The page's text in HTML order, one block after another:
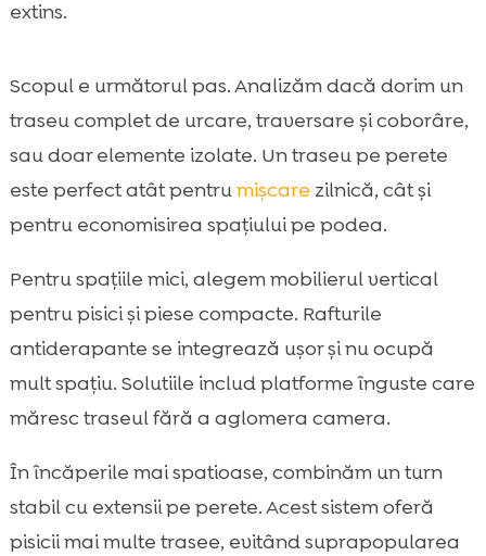
extins.
Scopul e următorul pas. Analizăm dacă dorim un
traseu complet de urcare, traversare și coborâre,
sau doar elemente izolate. Un traseu pe perete
este perfect atât pentrumișcare zilnică, cât și
pentru economisirea spațiului pe podea.
Pentru spațiile mici, alegem mobilierul vertical
pentru pisici și piese compacte. Rafturile
antiderapante se integrează ușor și nu ocupă
mult spațiu. Solutiile includ platforme înguste care
măresc traseul fără a aglomera camera.
În încăperile mai spatioase, combinăm un turn
stabil cu extensii pe perete. Acest sistem oferă
pisicii mai multe trasee, evitând suprapopularea